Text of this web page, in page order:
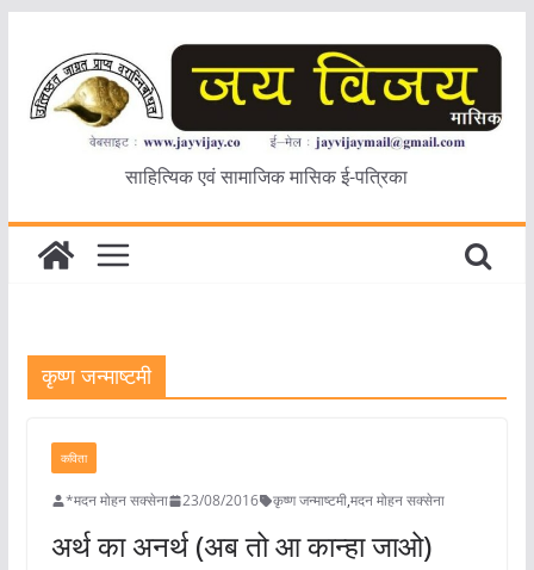
content
साहित्यिक एवं सामाजिक मासिक ई-पत्रिका
कृष्ण जन्माष्टमी
कविता
*मदन मोहन सक्सेना 23/08/2016 कृष्ण जन्माष्टमी,मदन मोहन सक्सेना
अर्थ का अनर्थ (अब तो आ कान्हा जाओ)